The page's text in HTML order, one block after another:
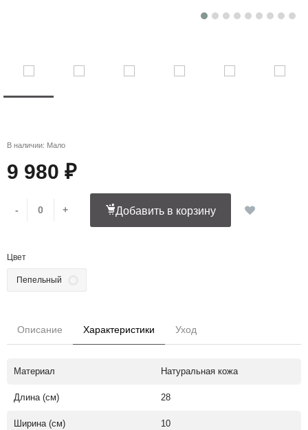
В наличии: Мало
9 980 ₽
- + Добавить в корзину
Цвет
Пепельный
Описание Характеристики Уход
Материал Натуральная кожа
Длина (см) 28
Ширина (см) 10